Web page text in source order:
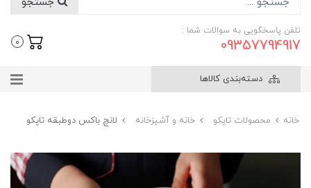
تلفن پاسخگویی به سوالات شما :
09357794917
0
دسته‌بندی کالاها
خانه محصولات تاپکو خانه و آشپزخانه لانچ باکس دوطبقه تاپکو